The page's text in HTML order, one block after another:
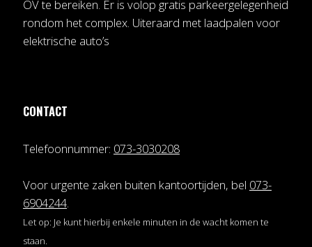
OV te bereiken. Er is volop gratis parkeergelegenheid
rondom het complex. Uiteraard met laadpalen voor
elektrische auto’s
CONTACT
Telefoonnummer: 073-3030208
Voor urgente zaken buiten kantoortijden, bel 073-
6904244.
Let op: Je kunt hierbij enkele minuten in de wacht komen te
staan.